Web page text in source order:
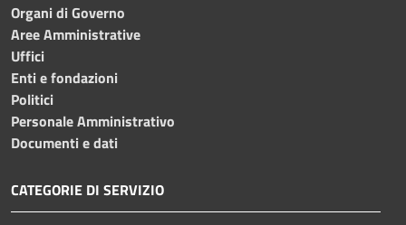
Organi di Governo
Aree Amministrative
Uffici
Enti e fondazioni
Politici
Personale Amministrativo
Documenti e dati
CATEGORIE DI SERVIZIO